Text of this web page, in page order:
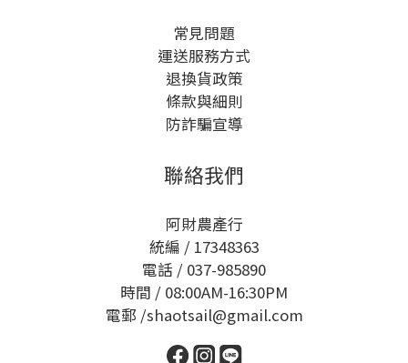
常見問題
運送服務方式
退換貨政策
條款與細則
防詐騙宣導
聯絡我們
阿財農產行
統編 / 17348363
電話 / 037-985890
時間 / 08:00AM-16:30PM
電郵 /shaotsail@gmail.com